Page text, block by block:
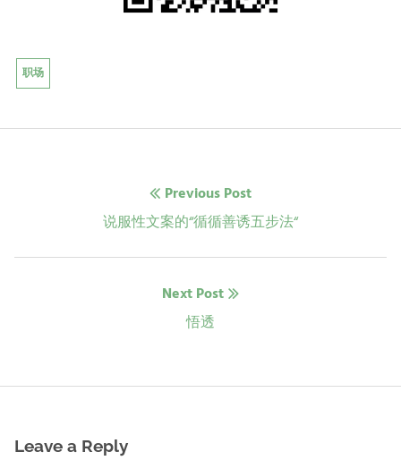
职场
导
Previous Post
Previous
说服性文案的“循循善诱五步法“
Next Post
Next
悟透
Leave a Reply